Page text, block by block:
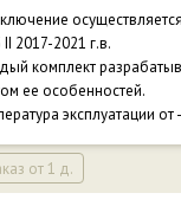
II 2017-2021 г.в.
комплект
ее особенностей.
эксплуатации от
от 1 д.